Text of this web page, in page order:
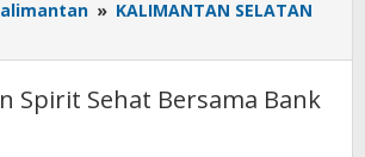
» KALIMANTAN SELATAN
Spirit Sehat Bersama Bank